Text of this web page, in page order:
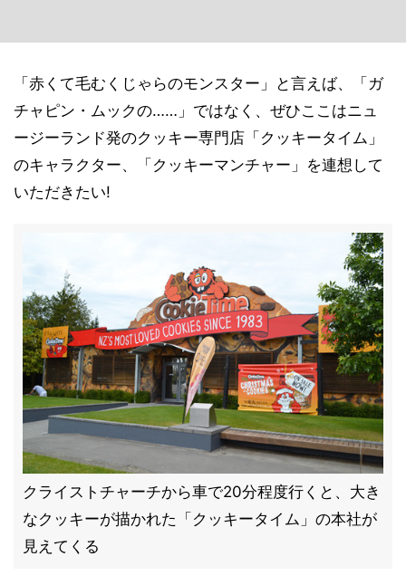
「赤くて毛むくじゃらのモンスター」と言えば、「ガ
チャピン・ムックの……」ではなく、ぜひここはニュ
ージーランド発のクッキー専門店「クッキータイム」
のキャラクター、「クッキーマンチャー」を連想して
いただきたい!
クライストチャーチから車で20分程度行くと、大き
なクッキーが描かれた「クッキータイム」の本社が
見えてくる